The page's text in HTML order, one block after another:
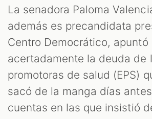
La senadora Paloma
además es precandidata
Centro Democrático,
acertadamente la deuda de
promotoras de salud (EPS)
sacó de la manga días
cuentas en las que insistió